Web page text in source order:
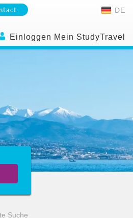
DE
Einloggen Mein StudyTravel
Suche